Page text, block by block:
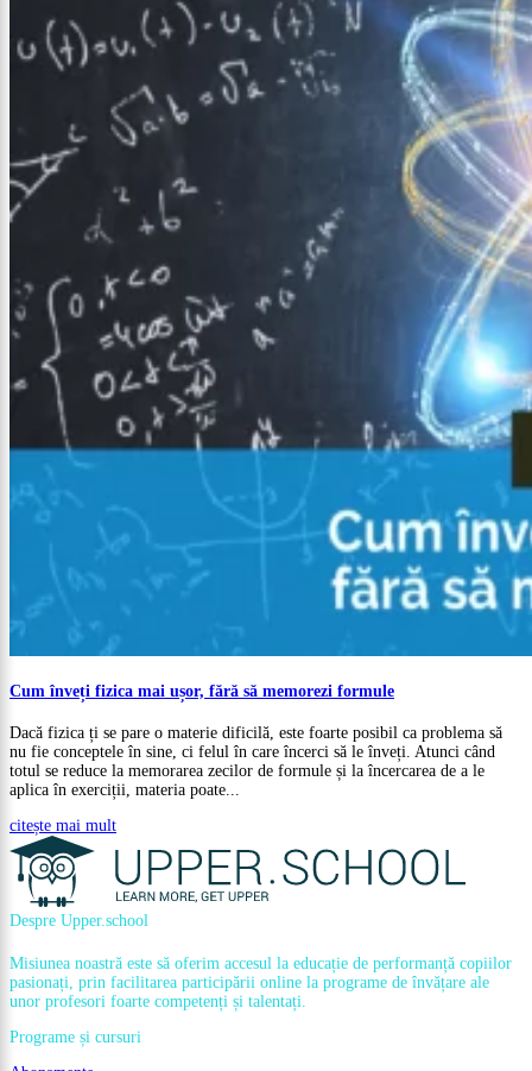
Cum înveți fizica mai ușor, fără să memorezi formule
Dacă fizica ți se pare o materie dificilă, este foarte posibil ca problema să
nu fie conceptele în sine, ci felul în care încerci să le înveți. Atunci când
totul se reduce la memorarea zecilor de formule și la încercarea de a le
aplica în exerciții, materia poate...
citește mai mult
Despre Upper.school
Misiunea noastră este să oferim accesul la educație de performanță copiilor
pasionați, prin facilitarea participării online la programe de învățare ale
unor profesori foarte competenți și talentați.
Programe și cursuri